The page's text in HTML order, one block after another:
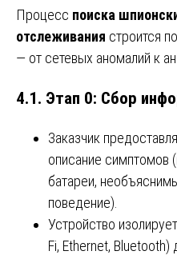
Процесс поиска
отслеживания строится
— от сетевых аномалий к
4.1. Этап 0: Сбор
Заказчик
описание симптомов
батареи,
поведение).
Устройство
Fi, Ethernet,